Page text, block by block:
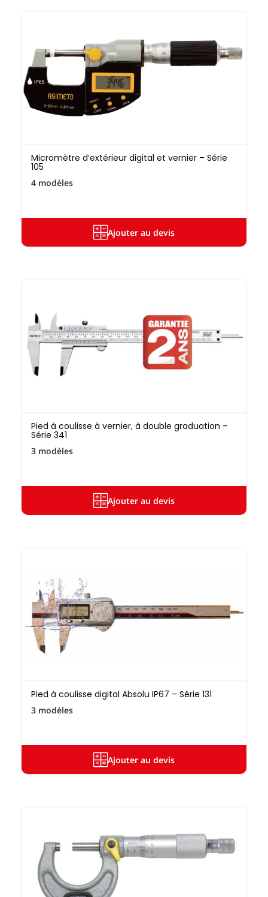
Micromètre d’extérieur digital et vernier – Série
105
4 modèles
Ajouter au devis
Pied à coulisse à vernier, à double graduation –
Série 341
3 modèles
Ajouter au devis
Pied à coulisse digital Absolu IP67 – Série 131
3 modèles
Ajouter au devis